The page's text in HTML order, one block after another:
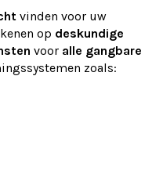
vinden voor uw
op deskundige
voor alle gangbare
zoals: